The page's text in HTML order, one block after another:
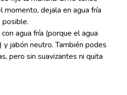
momento, dejala en agua fría
posible.
agua fría (porque el agua
y jabón neutro. También podes
pero sin suavizantes ni quita